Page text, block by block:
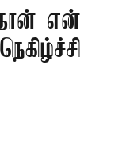
என்